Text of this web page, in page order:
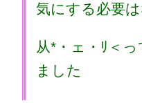
気にする必要は
从*・ェ・ﾘ＜
ました